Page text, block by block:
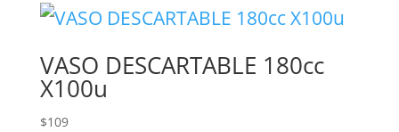
VASO DESCARTABLE 180cc
X100u
$109